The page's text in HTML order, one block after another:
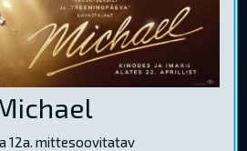
KINKEKAARDID
12a. mittesoovitatav